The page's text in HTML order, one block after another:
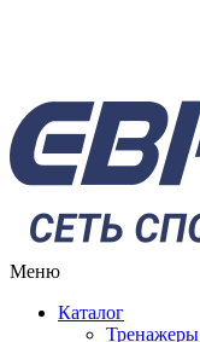
Меню
Каталог
Тренажеры